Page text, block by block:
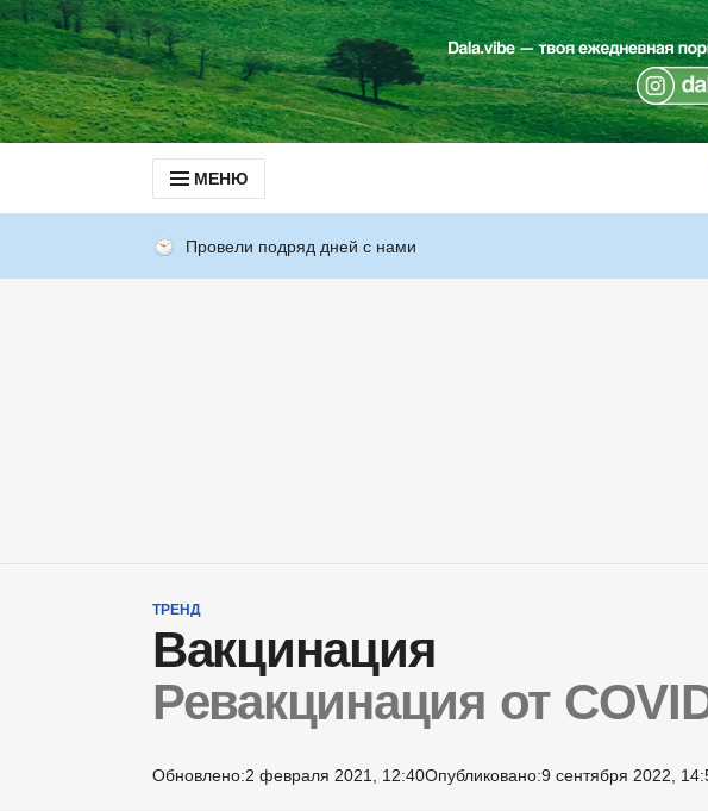
МЕНЮ
Провели подряд дней с нами
ТРЕНД
Вакцинация
Ревакцинация от
Обновлено:2 февраля 2021, 12:40Опубликовано:9 сентября 2022,